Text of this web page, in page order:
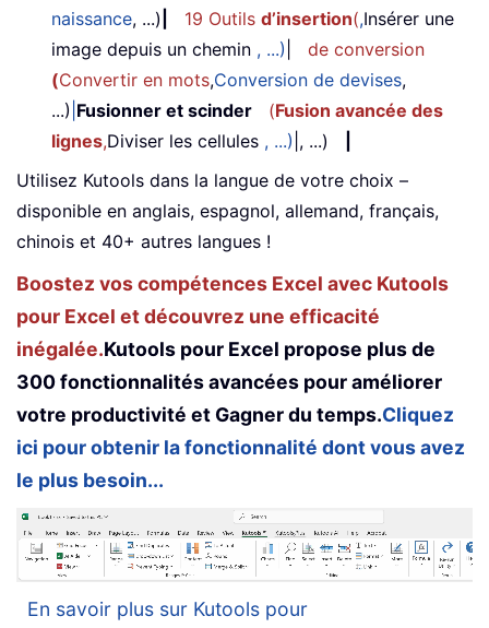
naissance, ...) 19 Outils d’insertion(,Insérer une
image depuis un chemin , ...)
de conversion
(Convertir en mots,Conversion de devises,
...) Fusionner et scinder (Fusion avancée des
lignes,Diviser les cellules , ...) |, ...)
Utilisez Kutools dans la langue de votre choix –
disponible en anglais, espagnol, allemand, français,
chinois et 40+ autres langues !
Boostez vos compétences Excel avec Kutools
pour Excel et découvrez une efficacité
inégalée.Kutools pour Excel propose plus de
300 fonctionnalités avancées pour améliorer
votre productivité et Gagner du temps.Cliquez
ici pour obtenir la fonctionnalité dont vous avez
le plus besoin...
En savoir plus sur Kutools pour